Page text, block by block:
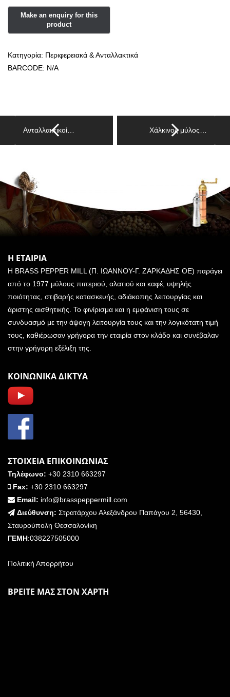
Κατηγορία: Περιφερειακά & Ανταλλακτικά
BARCODE: N/A
Ανταλλακτικοί… Χάλκινος μύλος…
Η ΕΤΑΙΡΙΑ
Η BRASS PEPPER MILL (Π. ΙΩΑΝΝΟΥ-Γ. ΖΑΡΚΑΔΗΣ ΟΕ) παράγει
από το 1977 μύλους πιπεριού, αλατιού και καφέ, υψηλής
ποιότητας, στιβαρής κατασκευής, αδιάκοπης λειτουργίας και
άριστης αισθητικής. Το φινίρισμα και η εμφάνιση τους σε
συνδυασμό με την άψογη λειτουργία τους και την λογικότατη τιμή
τους, καθιέρωσαν γρήγορα την εταιρία στον κλάδο και συνέβαλαν
στην γρήγορη εξέλιξη της.
ΚΟΙΝΩΝΙΚΑ ΔΙΚΤΥΑ
ΣΤΟΙΧΕΙΑ ΕΠΙΚΟΙΝΩΝΙΑΣ
Τηλέφωνο: +30 2310 663297
Fax: +30 2310 663297
Email: info@brasspeppermill.com
Διεύθυνση: Στρατάρχου Αλεξάνδρου Παπάγου 2, 56430,
Σταυρούπολη Θεσσαλονίκη
ΓΕΜΗ:038227505000
Πολιτική Απορρήτου
ΒΡΕΙΤΕ ΜΑΣ ΣΤΟΝ ΧΑΡΤΗ